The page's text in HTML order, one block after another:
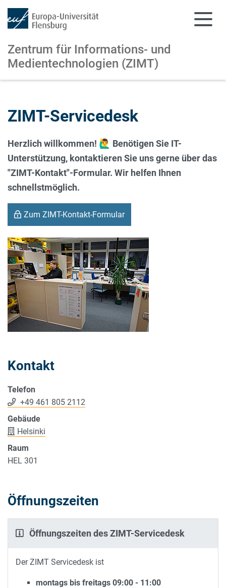
Zentrum für Informations- und
Medientechnologien (ZIMT)
ZIMT-Servicedesk
Herzlich willkommen! 🙋‍♂️ Benötigen Sie IT-
Unterstützung, kontaktieren Sie uns gerne über das
"ZIMT-Kontakt"-Formular. Wir helfen Ihnen
schnellstmöglich.
Zum ZIMT-Kontakt-Formular
Kontakt
Telefon
+49 461 805 2112
Gebäude
Helsinki
Raum
HEL 301
Öffnungszeiten
Öffnungszeiten des ZIMT-Servicedesk
Der ZIMT Servicedesk ist
montags bis freitags 09:00 - 11:00